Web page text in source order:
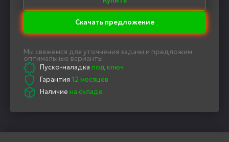
Скачать предложение
Мы свяжемся для уточнения задачи и предложим
оптимальные варианты
Пуско-наладка под ключ
Гарантия 12 месяцев
Наличие на складе